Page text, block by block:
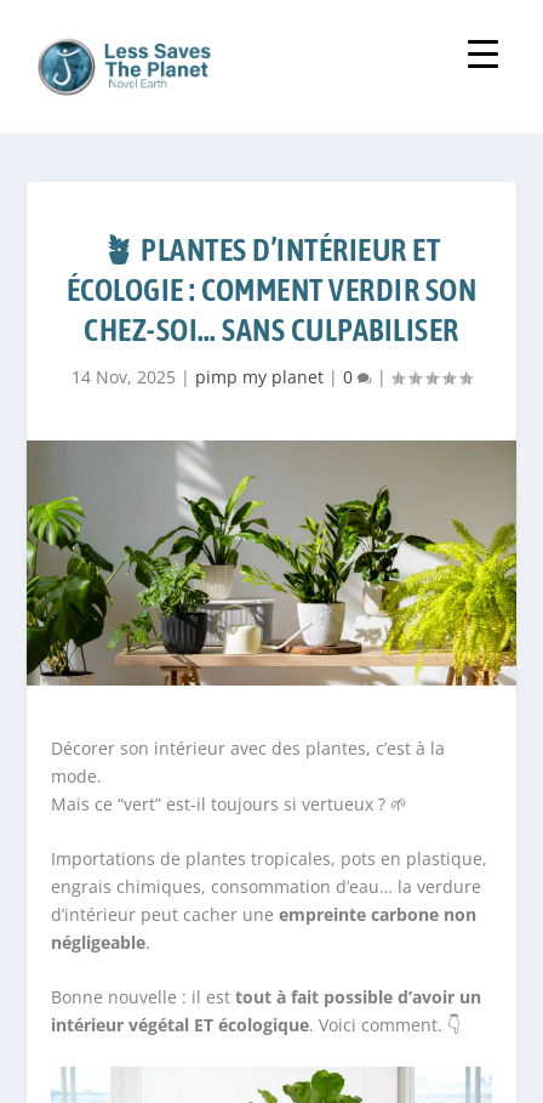
🪴 PLANTES D’INTÉRIEUR ET
ÉCOLOGIE : COMMENT VERDIR SON
CHEZ-SOI… SANS CULPABILISER
14 Nov, 2025 | pimp my planet | 0 |
Décorer son intérieur avec des plantes, c’est à la
mode.
Mais ce “vert” est-il toujours si vertueux ? 🌱
Importations de plantes tropicales, pots en plastique,
engrais chimiques, consommation d’eau… la verdure
d’intérieur peut cacher uneempreinte carbone non
négligeable.
Bonne nouvelle : il esttout à fait possible d’avoir un
intérieur végétal ET écologique. Voici comment. 👇